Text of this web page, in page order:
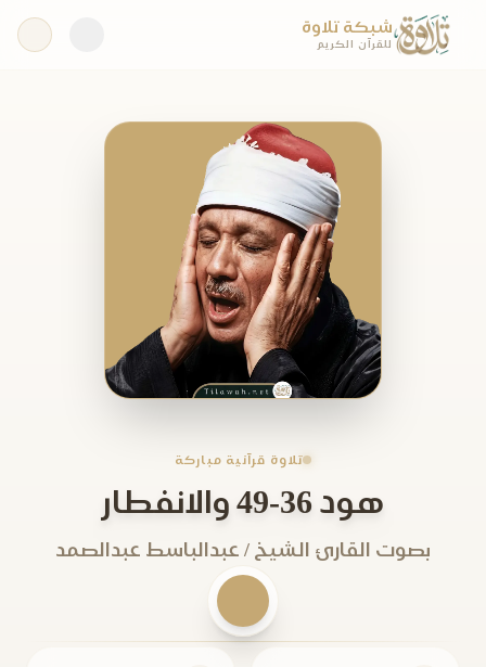
شبكة تلاوة
للقرآن الكريم
تلاوة قرآنية مباركة
هود 36-49 والانفطار
بصوت القارئ الشيخ / عبدالباسط عبدالصمد